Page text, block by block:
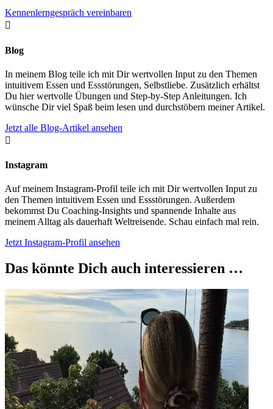
Kennenlerngespräch vereinbaren

Blog
In meinem Blog teile ich mit Dir wertvollen Input zu den Themen
intuitivem Essen und Essstörungen, Selbstliebe. Zusätzlich erhältst
Du hier wertvolle Übungen und Step-by-Step Anleitungen. Ich
wünsche Dir viel Spaß beim lesen und durchstöbern meiner Artikel.
Jetzt alle Blog-Artikel ansehen

Instagram
Auf meinem Instagram-Profil teile ich mit Dir wertvollen Input zu
den Themen intuitivem Essen und Essstörungen. Außerdem
bekommst Du Coaching-Insights und spannende Inhalte aus
meinem Alltag als dauerhaft Weltreisende. Schau einfach mal rein.
Jetzt Instagram-Profil ansehen
Das könnte Dich auch interessieren …